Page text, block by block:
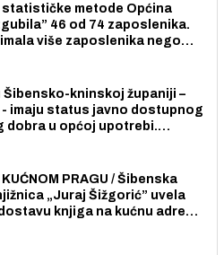
metode Općina
46 od 74 zaposlenika.
više zaposlenika nego
Šibensko-kninskoj županiji –
- imaju status javno dostupnog
dobra u općoj upotrebi.
PRAGU / Šibenska
„Juraj Šižgorić” uvela
knjiga na kućnu adresu